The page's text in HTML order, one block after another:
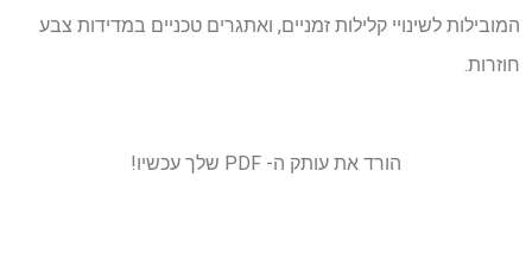
המובילות לשינויי קלילות זמניים, ואתגרים טכניים במדידות צבע
חוזרות.
הורד את עותק ה- PDF שלך עכשיו!